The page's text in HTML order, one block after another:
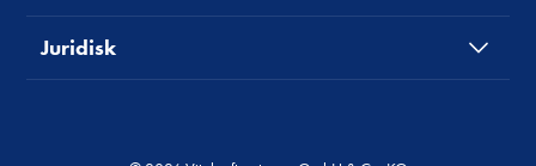
Juridisk